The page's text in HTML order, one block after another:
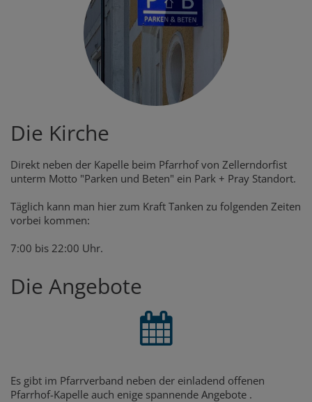
Die Kirche
Direkt neben der Kapelle beim Pfarrhof von Zellerndorfist
unterm Motto "Parken und Beten" ein Park + Pray Standort.
Täglich kann man hier zum Kraft Tanken zu folgenden Zeiten
vorbei kommen:
7:00 bis 22:00 Uhr.
Die Angebote
Es gibt im Pfarrverband neben der einladend offenen
Pfarrhof-Kapelle auch enige spannende Angebote .